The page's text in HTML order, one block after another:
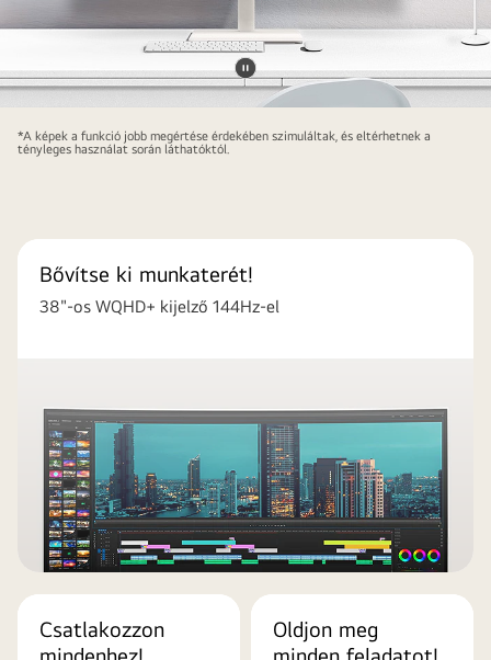
UltraWide™
Videó
*A képek a funkció jobb megértése érdekében szimuláltak, és eltérhetnek a
tényleges használat során láthatóktól.
Bővítse ki munkaterét!
38"-os WQHD+ kijelző 144Hz-el
Csatlakozzon
Oldjon meg